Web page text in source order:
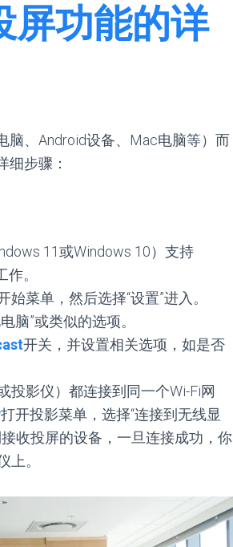
屏功能的详
脑、Android设备、Mac电脑等）而
细步骤：
11或Windows 10）支持
。
菜单，然后选择“设置”进入。
脑”或类似的选项。
开关，并设置相关选项，如是否
投影仪）都连接到同一个Wi-Fi网
打开投影菜单，选择“连接到无线显
收投屏的设备，一旦连接成功，你
上。